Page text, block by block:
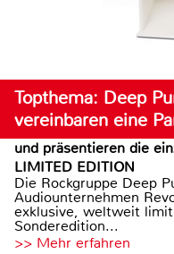
Topthema: Deep
vereinbaren eine
und präsentieren die
LIMITED EDITION
Die Rockgruppe Deep
Audiounternehmen
exklusive, weltweit
Sonderedition...
>> Mehr erfahren